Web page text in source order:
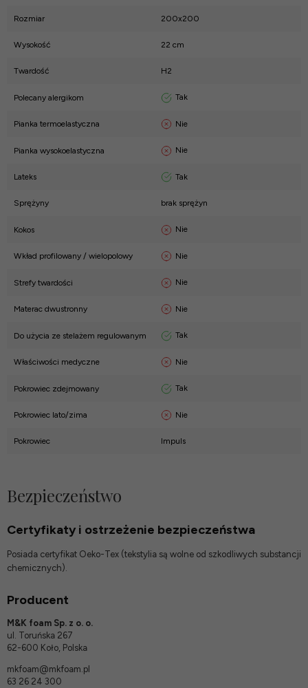
Rozmiar 200x200
Wysokość 22 cm
Twardość H2
Polecany alergikom Tak
Pianka termoelastyczna Nie
Pianka wysokoelastyczna Nie
Lateks Tak
Sprężyny brak sprężyn
Kokos Nie
Wkład profilowany / wielopolowy Nie
Strefy twardości Nie
Materac dwustronny Nie
Do użycia ze stelażem regulowanym Tak
Właściwości medyczne Nie
Pokrowiec zdejmowany Tak
Pokrowiec lato/zima Nie
Pokrowiec Impuls
Bezpieczeństwo
Certyfikaty i ostrzeżenie bezpieczeństwa
Posiada certyfikat Oeko-Tex (tekstylia są wolne od szkodliwych substancji
chemicznych).
Producent
M&K foam Sp. z o. o.
ul. Toruńska 267
62-600 Koło, Polska
mkfoam@mkfoam.pl
63 26 24 300